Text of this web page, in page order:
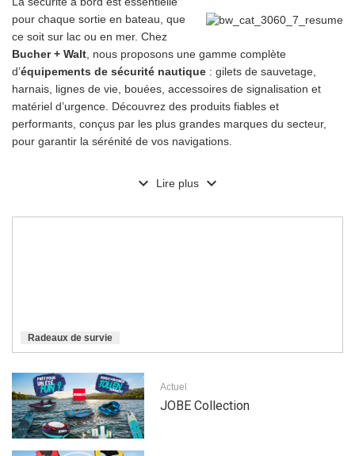
pour chaque sortie en bateau, que
ce soit sur lac ou en mer. Chez
Bucher + Walt, nous proposons une gamme complète
d’équipements de sécurité nautique : gilets de sauvetage,
harnais, lignes de vie, bouées, accessoires de signalisation et
matériel d’urgence. Découvrez des produits fiables et
performants, conçus par les plus grandes marques du secteur,
pour garantir la sérénité de vos navigations.
expand_more Lire plus expand_more
Radeaux de survie
Actuel
JOBE Collection